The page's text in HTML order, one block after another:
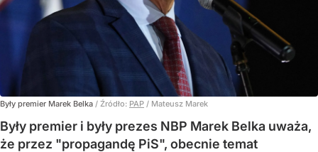
Były premier Marek Belka / Źródło: PAP / Mateusz Marek
Były premier i były prezes NBP Marek Belka uważa,
że przez "propagandę PiS", obecnie temat